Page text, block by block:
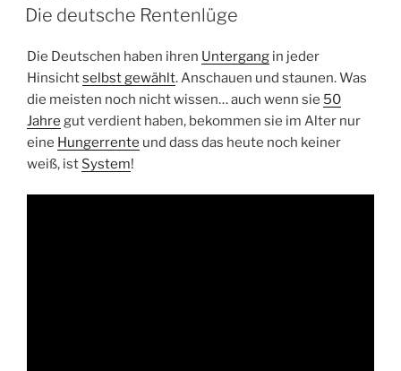
AM
Die deutsche Rentenlüge
Die Deutschen haben ihren Untergang in jeder
Hinsichtselbst gewählt. Anschauen und staunen. Was
die meisten noch nicht wissen… auch wenn sie 50
Jahre gut verdient haben, bekommen sie im Alter nur
eine Hungerrente und dass das heute noch keiner
weiß, ist System!